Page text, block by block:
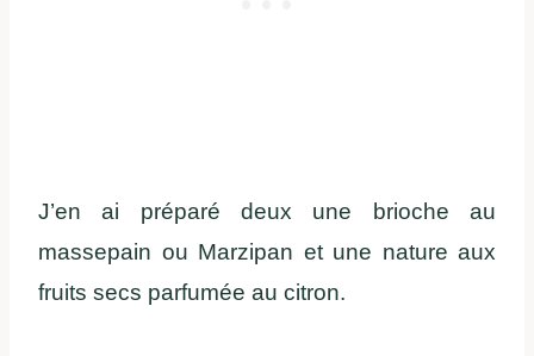
J’en ai préparé deux une brioche au
massepain ou Marzipan et une nature aux
fruits secs parfumée au citron.